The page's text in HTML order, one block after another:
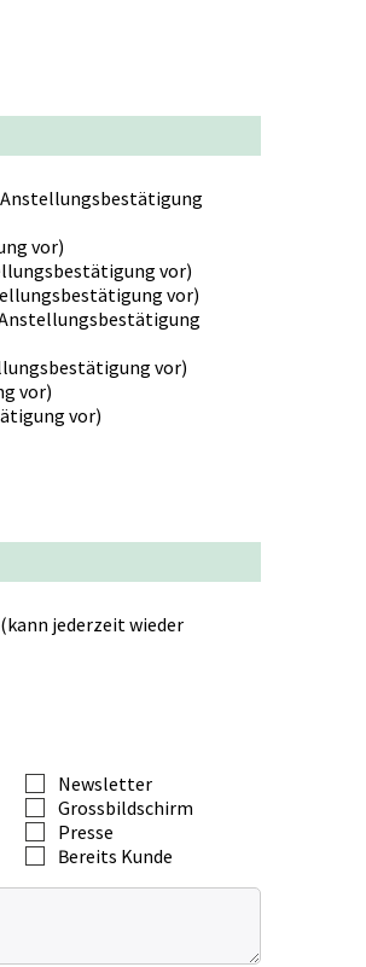
vor)
vor)
vor)
vor)
vor)
vor)
jederzeit wieder
Newsletter
Grossbildschirm
Presse
Bereits Kunde